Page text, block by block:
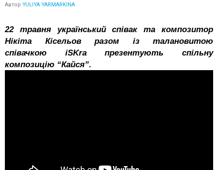
Автор YULIYA YARMARKINA
22 травня український співак та композитор
Нікіта Кісельов разом із талановитою
співачкою iSKra презентують спільну
композицію “Кайся”.